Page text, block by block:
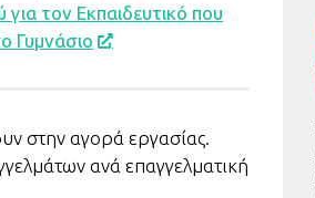
τον Εκπαιδευτικό που
Γυμνάσιο
στην αγορά εργασίας.
ανά επαγγελματική